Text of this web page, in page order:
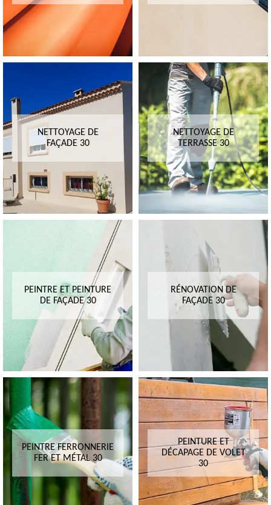
NETTOYAGE DE
FAÇADE 30
NETTOYAGE DE
TERRASSE 30
PEINTRE ET PEINTURE
DE FAÇADE 30
RÉNOVATION DE
FAÇADE 30
PEINTRE FERRONNERIE
FER ET MÉTAL 30
PEINTURE ET
DÉCAPAGE DE VOLET
30